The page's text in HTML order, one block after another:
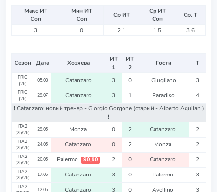
Макс ИТ
Соп
Мин ИТ
Соп
Ср ИТ
Ср ИТ
Соп
Ср. Т
3
0 2.1 1.5 3.6
Сезон Дата Хозяева
ИТ
1
ИТ
2
Гости Т
FRIC
(26)
05.08 Catanzaro 3 0 Giugliano 3
FRIC
(26)
29.07 Catanzaro 3 1 Paradiso
4
❗️ Catanzaro: новый тренер - Giorgio Gorgone (старый - Alberto Aquilani)
❗️
ITA2
(25/26)
29.05 Monza 0 2 Catanzaro 2
ITA2
(25/26)
24.05 Catanzaro 0 2 Monza 2
ITA2
(25/26)
20.05 Palermo 90,90 2 0 Catanzaro 2
ITA2
(25/26)
17.05 Catanzaro 3 0 Palermo 3
ITA2
12.05 Catanzaro 3 0 Avellino 3